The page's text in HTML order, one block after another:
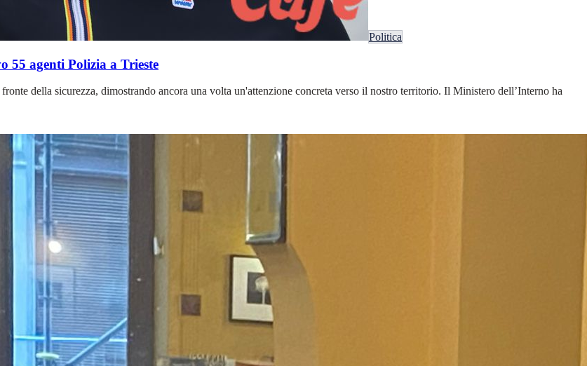
Politica
55 agenti Polizia a Trieste
della sicurezza, dimostrando ancora una volta un'attenzione concreta verso il nostro territorio. Il Ministero dell’Interno ha